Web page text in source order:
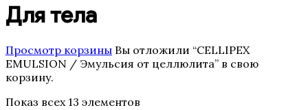
Средства по уходу для ресниц и
бровей
Кремы
Для тела
Просмотр корзины Вы отложили “CELLIPEX
EMULSION / Эмульсия от целлюлита” в свою
корзину.
Показ всех 13 элементов